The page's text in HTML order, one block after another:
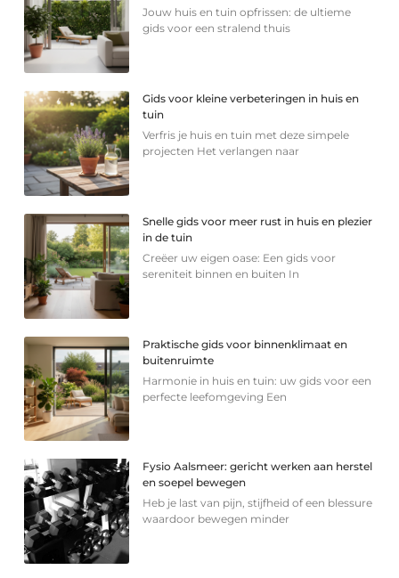
Jouw huis en tuin opfrissen: de ultieme
gids voor een stralend thuis
Gids voor kleine verbeteringen in huis en
tuin
Verfris je huis en tuin met deze simpele
projecten Het verlangen naar
Snelle gids voor meer rust in huis en plezier
in de tuin
Creëer uw eigen oase: Een gids voor
sereniteit binnen en buiten In
Praktische gids voor binnenklimaat en
buitenruimte
Harmonie in huis en tuin: uw gids voor een
perfecte leefomgeving Een
Fysio Aalsmeer: gericht werken aan herstel
en soepel bewegen
Heb je last van pijn, stijfheid of een blessure
waardoor bewegen minder